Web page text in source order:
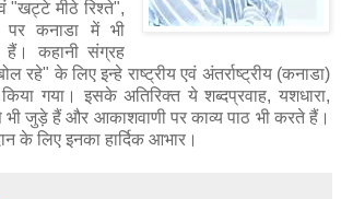
"खट्टे मीठे रिश्ते",
पर कनाडा में भी
हैं। कहानी संग्रह
रहे" के लिए इन्हे राष्ट्रीय एवं अंतर्राष्ट्रीय (कनाडा)
गया। इसके अतिरिक्त ये शब्दप्रवाह, यशधारा,
जुड़े हैं और आकाशवाणी पर काव्य पाठ भी करते हैं।
के लिए इनका हार्दिक आभार।